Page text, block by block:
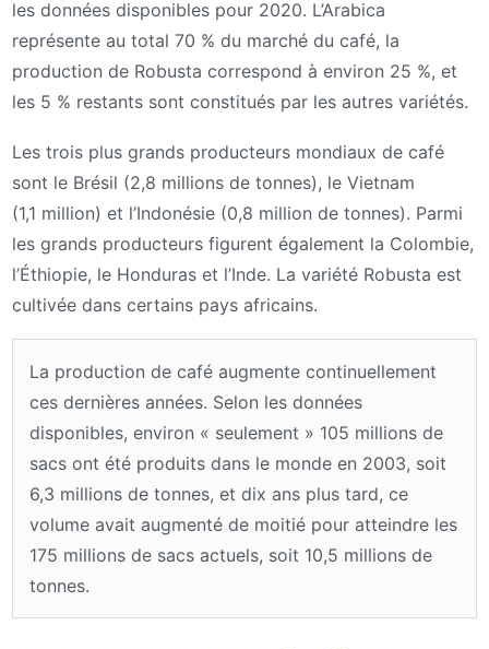
les données disponibles pour 2020. L’Arabica
représente au total 70 % du marché du café, la
production de Robusta correspond à environ 25 %, et
les 5 % restants sont constitués par les autres variétés.
Les trois plus grands producteurs mondiaux de café
sont le Brésil (2,8 millions de tonnes), le Vietnam
(1,1 million) et l’Indonésie (0,8 million de tonnes). Parmi
les grands producteurs figurent également la Colombie,
l’Éthiopie, le Honduras et l’Inde. La variété Robusta est
cultivée dans certains pays africains.
La production de café augmente continuellement
ces dernières années. Selon les données
disponibles, environ « seulement » 105 millions de
sacs ont été produits dans le monde en 2003, soit
6,3 millions de tonnes, et dix ans plus tard, ce
volume avait augmenté de moitié pour atteindre les
175 millions de sacs actuels, soit 10,5 millions de
tonnes.